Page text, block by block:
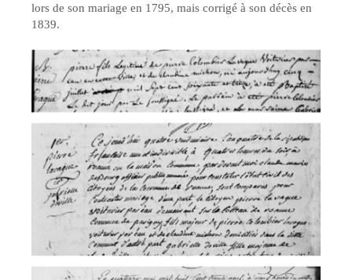
lors de son mariage en 1795, mais corrigé à son décès en
1839.